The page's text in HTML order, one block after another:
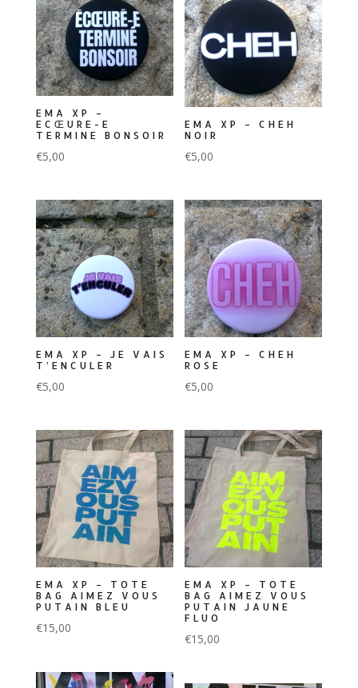
EMA XP –
ECŒURE-E
TERMINE BONSOIR
€5,00
EMA XP – CHEH
NOIR
€5,00
EMA XP – JE VAIS
T’ENCULER
€5,00
EMA XP – CHEH
ROSE
€5,00
EMA XP – TOTE
BAG AIMEZ VOUS
PUTAIN BLEU
€15,00
EMA XP – TOTE
BAG AIMEZ VOUS
PUTAIN JAUNE
FLUO
€15,00